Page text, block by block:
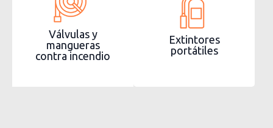
Válvulas y
mangueras
contra incendio
Extintores
portátiles